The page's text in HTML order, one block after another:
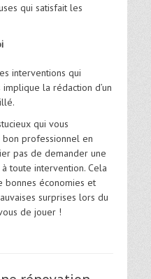
qui satisfait les
interventions qui
la rédaction d’un
qui vous
professionnel en
pas de demander une
toute intervention. Cela
économies et
surprises lors du
de jouer !